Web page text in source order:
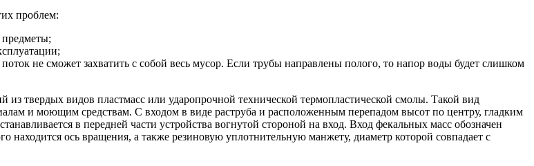
проблем:
не сможет захватить с собой весь мусор. Если трубы направлены полого, то напор воды будет слишком
из твердых видов пластмасс или ударопрочной технической термопластической смолы. Такой вид
и моющим средствам. С входом в виде раструба и расположенным перепадом высот по центру, гладким
в передней части устройства вогнутой стороной на вход. Вход фекальных масс обозначен
находится ось вращения, а также резиновую уплотнительную манжету, диаметр которой совпадает с